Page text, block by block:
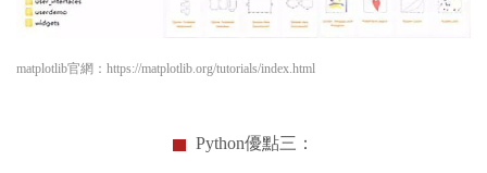
matplotlib官網：https://matplotlib.org/tutorials/index.html
Python優點三：